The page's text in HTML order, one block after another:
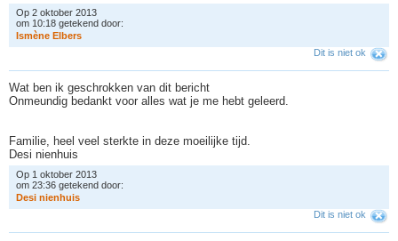
Op 2 oktober 2013
om 10:18 getekend door:
Ismène Elbers
Dit is niet ok
Wat ben ik geschrokken van dit bericht
Onmeundig bedankt voor alles wat je me hebt geleerd.
Familie, heel veel sterkte in deze moeilijke tijd.
Desi nienhuis
Op 1 oktober 2013
om 23:36 getekend door:
Desi nienhuis
Dit is niet ok